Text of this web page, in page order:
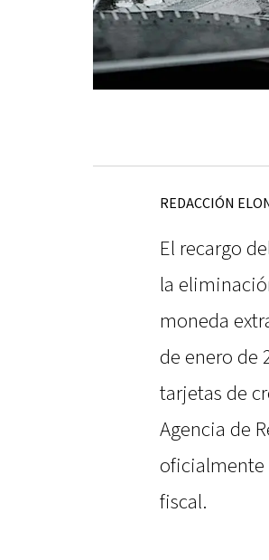
REDACCIÓN
El recargo
la
moneda
de enero de
tarjetas de
Agencia de
oficialmente
fiscal.